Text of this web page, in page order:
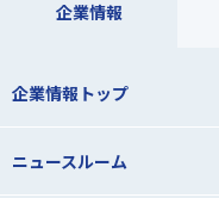
企業情報
企業情報トップ
ニュースルーム